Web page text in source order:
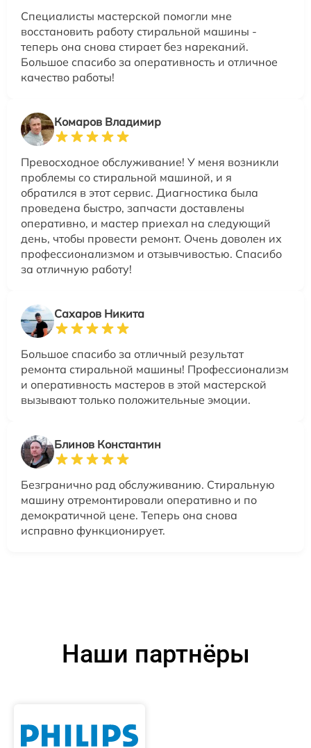
Специалисты мастерской помогли мне
восстановить работу стиральной машины -
теперь она снова стирает без нареканий.
Большое спасибо за оперативность и отличное
качество работы!
Комаров Владимир
Превосходное обслуживание! У меня возникли
проблемы со стиральной машиной, и я
обратился в этот сервис. Диагностика была
проведена быстро, запчасти доставлены
оперативно, и мастер приехал на следующий
день, чтобы провести ремонт. Очень доволен их
профессионализмом и отзывчивостью. Спасибо
за отличную работу!
Сахаров Никита
Большое спасибо за отличный результат
ремонта стиральной машины! Профессионализм
и оперативность мастеров в этой мастерской
вызывают только положительные эмоции.
Блинов Константин
Безгранично рад обслуживанию. Стиральную
машину отремонтировали оперативно и по
демократичной цене. Теперь она снова
исправно функционирует.
Наши партнёры